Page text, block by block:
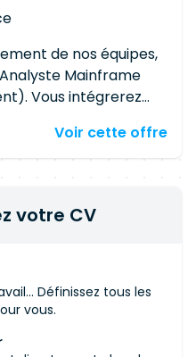
de nos équipes,
Mainframe
Vous intégrerez
en charge
Vous
applicatif à forte
environnement
les API. Vos
de
sur l'ensemble du
: Analyser et
Voir cette offre
votre CV
Définissez tous les
vous.